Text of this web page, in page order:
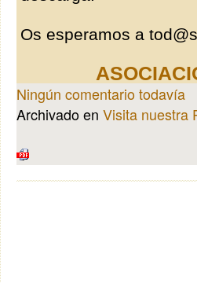
Os esperamos a
Ningún comentario todavía
Archivado en Visita nuestra